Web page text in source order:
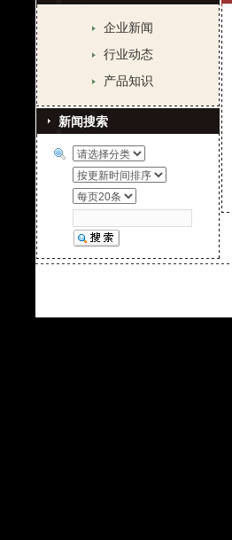
新闻搜索
企业新闻
行业动态
产品知识